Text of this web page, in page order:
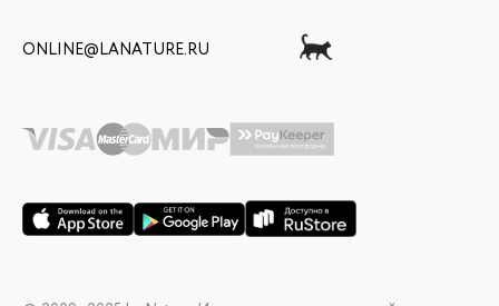
ONLINE@LANATURE.RU